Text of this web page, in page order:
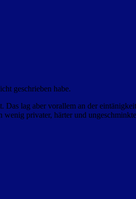
geschrieben habe.
lag aber vorallem an der
privater, härter und